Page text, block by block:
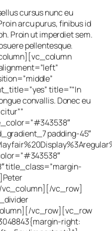
cursus nunc eu
arcu purus, finibus id
Proin ut imperdiet sem.
pellentesque.
title=”“In
convallis. Donec eu
padding-45″
title_class=”margin-
vc_row]
vc_row][vc_row
right: